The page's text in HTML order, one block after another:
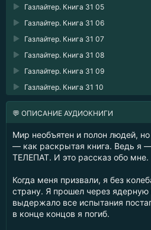
Газлайтер. Книга 31 05
Газлайтер. Книга 31 06
Газлайтер. Книга 31 07
Газлайтер. Книга 31 08
Газлайтер. Книга 31 09
Газлайтер. Книга 31 10
💬 ОПИСАНИЕ АУДИОКНИГИ
Мир необъятен и полон людей,
— как раскрытая книга. Ведь я
ТЕЛЕПАТ. И это рассказ обо мне.
Когда меня призвали, я без
страну. Я прошел через
выдержало все испытания
в конце концов я погиб.